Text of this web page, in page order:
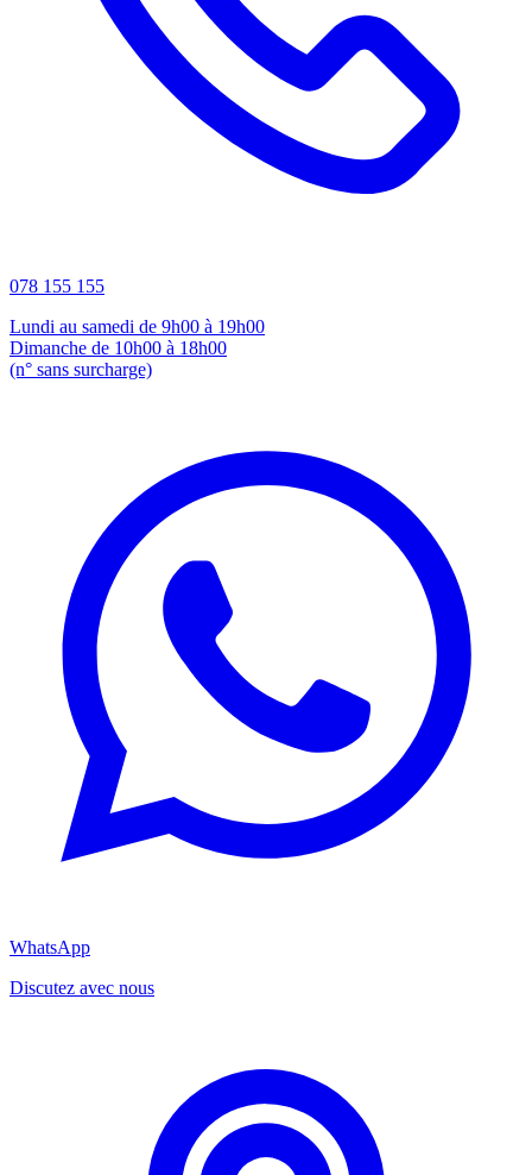
078 155 155
Lundi au samedi de 9h00 à 19h00
Dimanche de 10h00 à 18h00
(n° sans surcharge)
WhatsApp
Discutez avec nous